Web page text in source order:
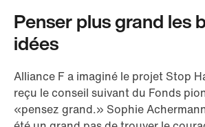
Penser plus grand les
idées
Alliance F a imaginé le projet Stop
reçu le conseil suivant du Fonds
«pensez grand.» Sophie